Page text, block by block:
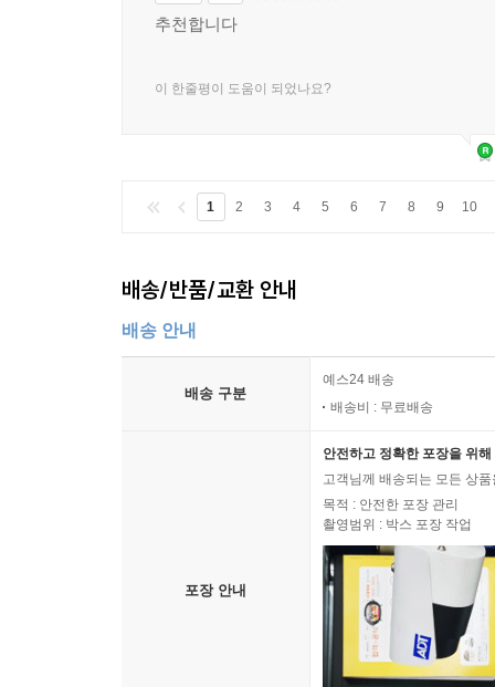
추천합니다
이 한줄평이 도움이 되었나요?
1 2 3 4 5 6 7 8 9 10
배송/반품/교환 안내
배송 안내
배송 구분
예스24 배송
배송비 : 무료배송
포장 안내
안전하고 정확한 포장을 위
고객님께 배송되는 모든 상
목적 : 안전한 포장 관리
촬영범위 : 박스 포장 작업